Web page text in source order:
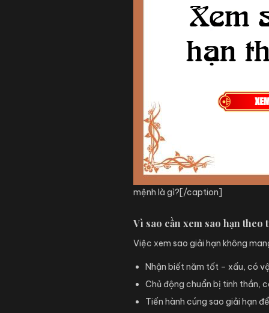
mệnh là gì?[/caption]
Vì sao cần xem sao hạn theo
Việc xem sao giải hạn không
Nhận biết năm tốt – xấu, có
Chủ động chuẩn bị tinh thần,
Tiến hành cúng sao giải hạn